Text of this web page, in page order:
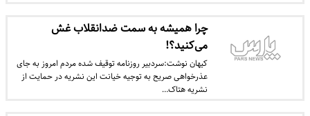
چرا همیشه به سمت ضدانقلاب غش
می‌کنید؟!
کیهان نوشت:سردبیر روزنامه توقیف شده مردم امروز به جای
عذرخواهی صریح به توجیه خیانت این نشریه در حمایت از
نشریه هتاک…